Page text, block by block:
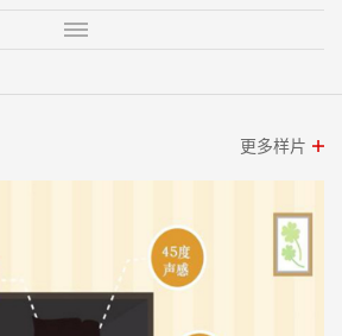
更多样片